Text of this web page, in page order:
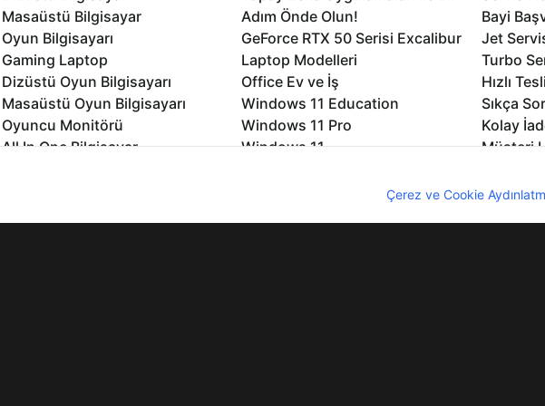
Masaüstü Bilgisayar
Oyun Bilgisayarı
Gaming Laptop
Dizüstü Oyun Bilgisayarı
Masaüstü Oyun Bilgisayarı
Oyuncu Monitörü
All In One Bilgisayar
Adım Önde Olun!
GeForce RTX 50 Serisi Excalibur
Laptop Modelleri
Office Ev ve İş
Windows 11 Education
Windows 11 Pro
Windows 11
Excalibur Duvar Kağıtları
Bayi
Jet
Turbo
Hızlı
Sıkça
Kolay
Müşteri
Logo ve
Çerez ve Cookie